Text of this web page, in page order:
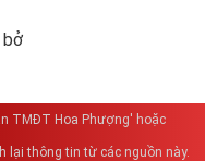
TMĐT Hoa Phượng' hoặc
lại thông tin từ các nguồn này.